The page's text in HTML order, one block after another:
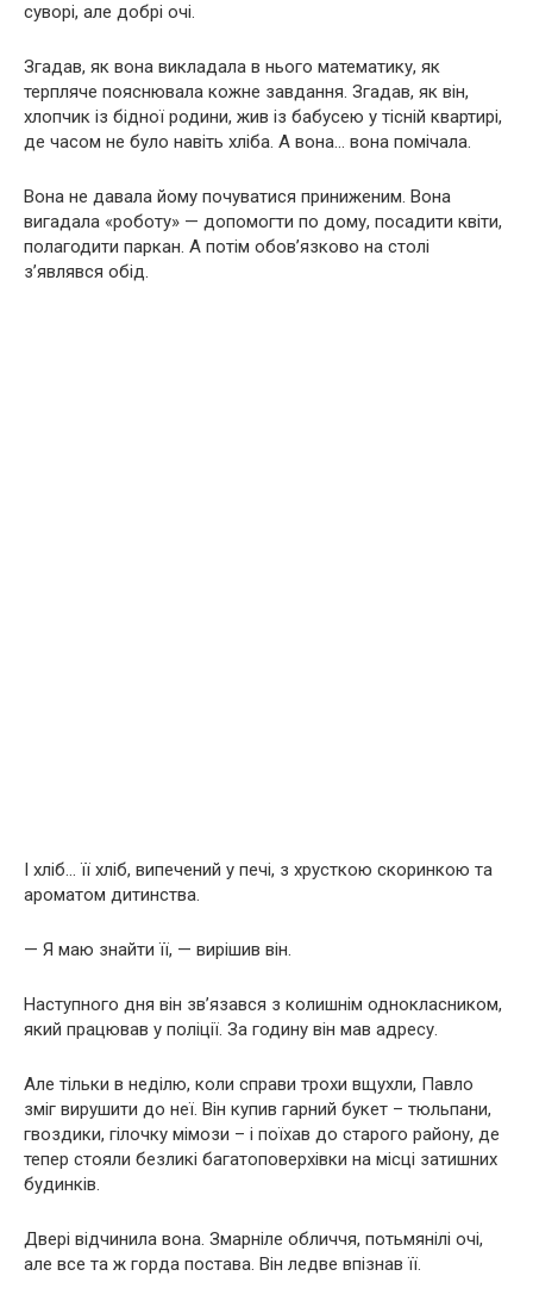
суворі, але добрі очі.
Згадав, як вона викладала в нього математику, як
терпляче пояснювала кожне завдання. Згадав, як він,
хлопчик із бідної родини, жив із бабусею у тісній квартирі,
де часом не було навіть хліба. А вона… вона помічала.
Вона не давала йому почуватися приниженим. Вона
вигадала «роботу» — допомогти по дому, посадити квіти,
полагодити паркан. А потім обов’язково на столі
з’являвся обід.
І хліб… її хліб, випечений у печі, з хрусткою скоринкою та
ароматом дитинства.
— Я маю знайти її, — вирішив він.
Наступного дня він зв’язався з колишнім однокласником,
який працював у поліції. За годину він мав адресу.
Але тільки в неділю, коли справи трохи вщухли, Павло
зміг вирушити до неї. Він купив гарний букет – тюльпани,
гвоздики, гілочку мімози – і поїхав до старого району, де
тепер стояли безликі багатоповерхівки на місці затишних
будинків.
Двері відчинила вона. Змарніле обличчя, потьмянілі очі,
але все та ж горда постава. Він ледве впізнав її.